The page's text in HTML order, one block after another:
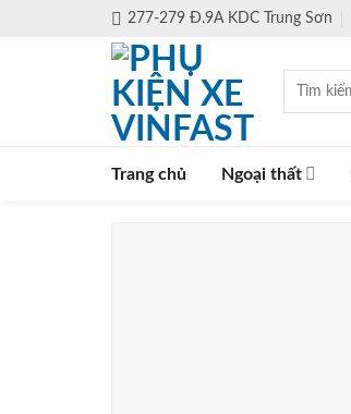
277-279 Đ.9A KDC Trung Sơn
kiếm:
Trang chủ Ngoại thất